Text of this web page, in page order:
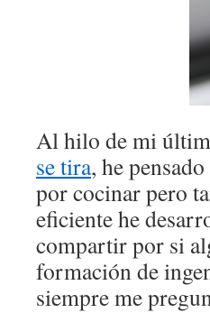
Al hilo de mi
se tira, he
por cocinar pero
eficiente he
compartir por si
formación de
siempre me